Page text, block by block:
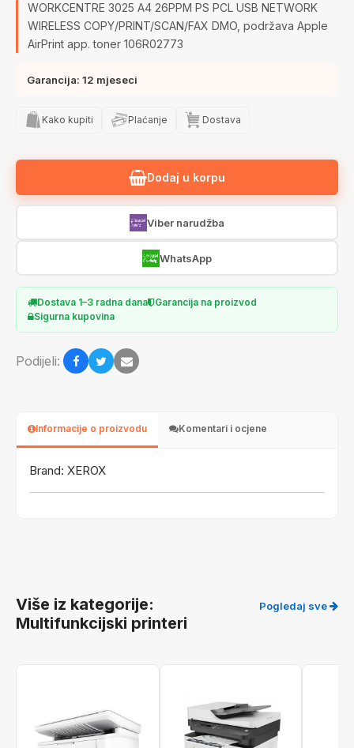
WORKCENTRE 3025 A4 26PPM PS PCL USB NETWORK
WIRELESS COPY/PRINT/SCAN/FAX DMO, podržava Apple
AirPrint app. toner 106R02773
Garancija: 12 mjeseci
Kako kupiti Plaćanje Dostava
Dodaj u korpu
Viber narudžba
WhatsApp
Dostava 1–3 radna dana
Garancija na proizvod
Sigurna kupovina
Podijeli:
Informacije o proizvodu Komentari i ocjene
Brand: XEROX
Više iz kategorije:
Multifunkcijski printeri
Pogledaj sve